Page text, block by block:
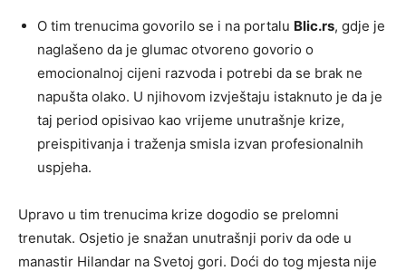
O tim trenucima govorilo se i na portalu Blic.rs, gdje je
naglašeno da je glumac otvoreno govorio o
emocionalnoj cijeni razvoda i potrebi da se brak ne
napušta olako. U njihovom izvještaju istaknuto je da je
taj period opisivao kao vrijeme unutrašnje krize,
preispitivanja i traženja smisla izvan profesionalnih
uspjeha.
Upravo u tim trenucima krize dogodio se prelomni
trenutak. Osjetio je snažan unutrašnji poriv da ode u
manastir Hilandar na Svetoj gori. Doći do tog mjesta nije